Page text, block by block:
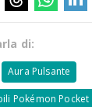
di:
Aura Pulsante
Pokémon Pocket